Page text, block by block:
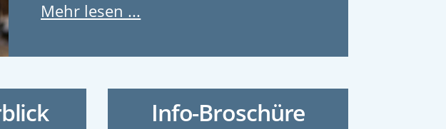
Mehr lesen ...
Info-Broschüre